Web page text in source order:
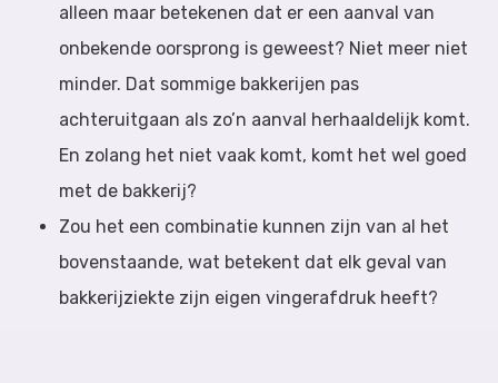
alleen maar betekenen dat er een aanval van
onbekende oorsprong is geweest? Niet meer niet
minder. Dat sommige bakkerijen pas
achteruitgaan als zo’n aanval herhaaldelijk komt.
En zolang het niet vaak komt, komt het wel goed
met de bakkerij?
Zou het een combinatie kunnen zijn van al het
bovenstaande, wat betekent dat elk geval van
bakkerijziekte zijn eigen vingerafdruk heeft?